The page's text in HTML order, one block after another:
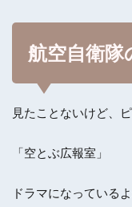
航空自衛隊
見たことないけど、
「空とぶ広報室」
ドラマになっている